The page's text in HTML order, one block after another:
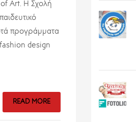
Art. H Σχολή
προγράμματα
design
READ MORE